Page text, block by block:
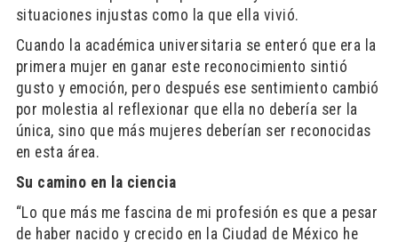
situaciones injustas como la que ella vivió.
Cuando la académica universitaria se enteró que era la
primera mujer en ganar este reconocimiento sintió
gusto y emoción, pero después ese sentimiento cambió
por molestia al reflexionar que ella no debería ser la
única, sino que más mujeres deberían ser reconocidas
en esta área.
Su camino en la ciencia
“Lo que más me fascina de mi profesión es que a pesar
de haber nacido y crecido en la Ciudad de México he